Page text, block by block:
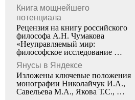
Книга мощнейшего
потенциала
Рецензия на книгу российского
философа А.Н. Чумакова
«Неуправляемый мир:
философское исследование …
Янусы в Яндексе
Изложены ключевые положения
монографии Николайчук И.А.,
Савельева М.А., Якова Т.С., …